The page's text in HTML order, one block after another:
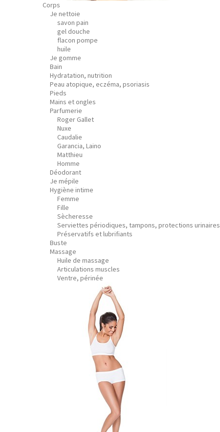
Corps
Je nettoie
savon pain
gel douche
flacon pompe
huile
Je gomme
Bain
Hydratation, nutrition
Peau atopique, eczéma, psoriasis
Pieds
Mains et ongles
Parfumerie
Roger Gallet
Nuxe
Caudalie
Garancia, Laino
Matthieu
Homme
Déodorant
Je mépile
Hygiène intime
Femme
Fille
Sècheresse
Serviettes périodiques, tampons, protections urinaires
Préservatifs et lubrifiants
Buste
Massage
Huile de massage
Articulations muscles
Ventre, périnée